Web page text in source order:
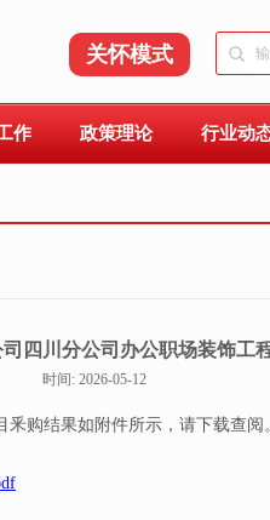
关怀模式
作 政策理论 行业动
四川分公司办公职场装饰工
时间: 2026-05-12
购结果如附件所示，请下载查阅